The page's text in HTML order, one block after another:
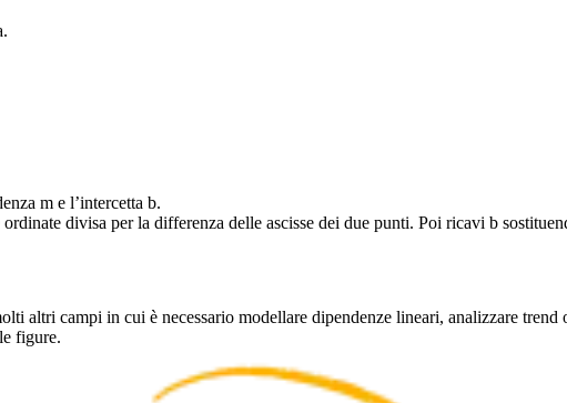
m e l’intercetta b.
divisa per la differenza delle ascisse dei due punti. Poi ricavi b
altri campi in cui è necessario modellare dipendenze lineari, analizzare
figure.